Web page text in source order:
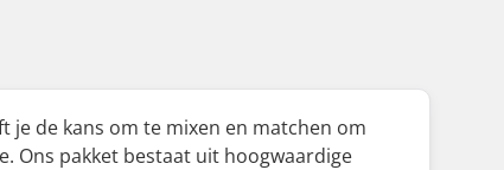
je de kans om te mixen en matchen om
Ons pakket bestaat uit hoogwaardige